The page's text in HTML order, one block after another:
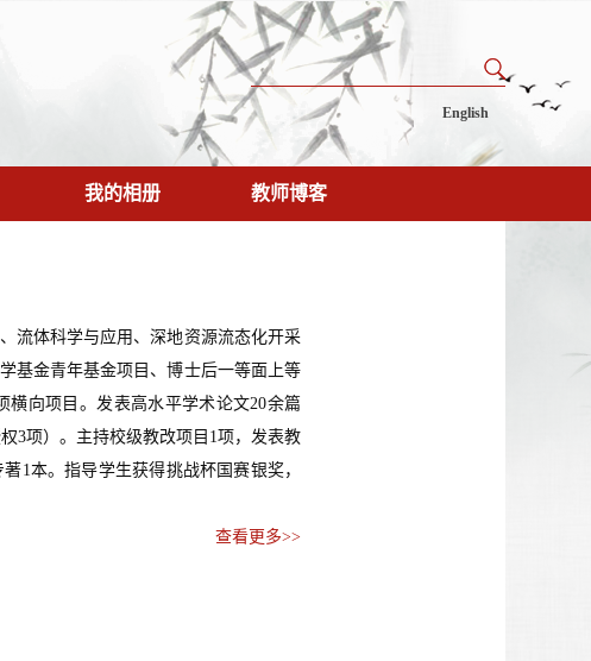
English
我的相册 教师博客
流体科学与应用、深地资源流态化开采
基金青年基金项目、博士后一等面上等
横向项目。发表高水平学术论文20余篇
3项）。主持校级教改项目1项，发表教
1本。指导学生获得挑战杯国赛银奖，
查看更多>>